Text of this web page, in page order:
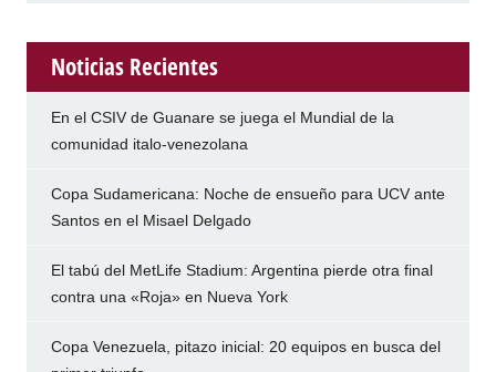
Noticias Recientes
En el CSIV de Guanare se juega el Mundial de la
comunidad italo-venezolana
Copa Sudamericana: Noche de ensueño para UCV ante
Santos en el Misael Delgado
El tabú del MetLife Stadium: Argentina pierde otra final
contra una «Roja» en Nueva York
Copa Venezuela, pitazo inicial: 20 equipos en busca del